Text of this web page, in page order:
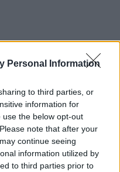
Personal Information
to third parties, or
information for
the below opt-out
note that after your
continue seeing
information utilized by
to third parties prior to